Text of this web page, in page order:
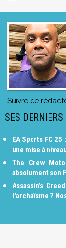
Suivre ce
SES DERNIERS
EA Sports FC
une mise à
The Crew
absolument son
Assassin’s
l'archaïsme ?